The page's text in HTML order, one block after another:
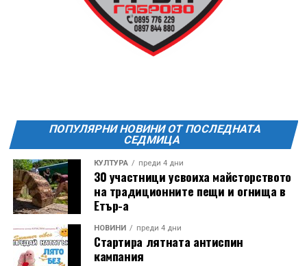
20:00ч. Куиз вечер за обща култура
21:30ч. Прожекция на филма “Брънч за начинаещи”
Ще бъде хубаво – не някога и някъде, а тук и сега!
ПОПУЛЯРНИ НОВИНИ ОТ ПОСЛЕДНАТА
СЕДМИЦА
КУЛТУРА преди 4 дни
30 участници усвоиха майсторството
на традиционните пещи и огнища в
Етър-а
НОВИНИ преди 4 дни
Стартира лятната антиспин
кампания